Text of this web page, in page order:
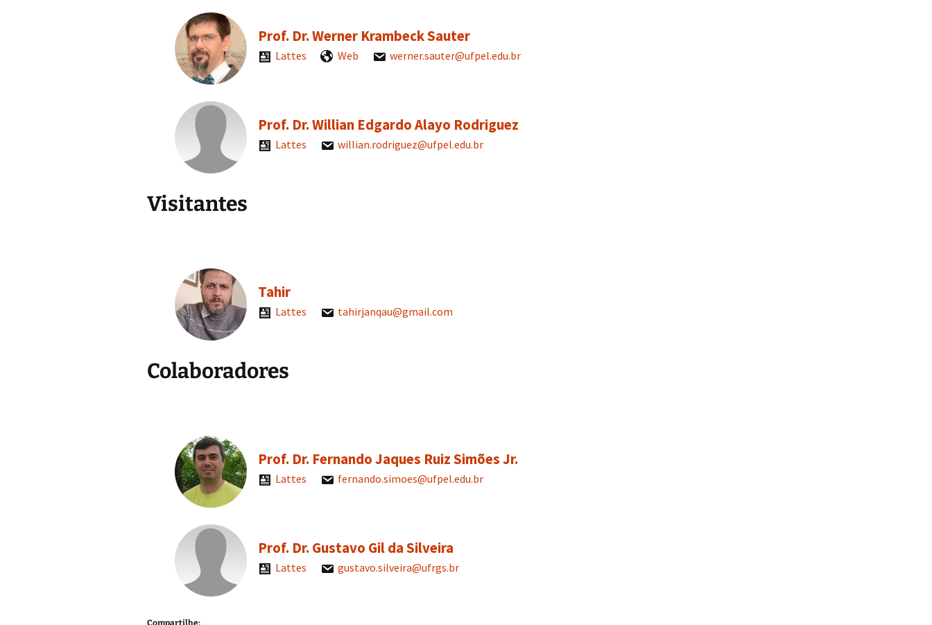
Prof. Dr. Werner Krambeck Sauter
Lattes Web werner.sauter@ufpel.edu.br
Prof. Dr. Willian Edgardo Alayo Rodriguez
Lattes willian.rodriguez@ufpel.edu.br
Visitantes
Tahir
Lattes tahirjanqau@gmail.com
Colaboradores
Prof. Dr. Fernando Jaques Ruiz Simões Jr.
Lattes fernando.simoes@ufpel.edu.br
Prof. Dr. Gustavo Gil da Silveira
Lattes gustavo.silveira@ufrgs.br
Compartilhe: